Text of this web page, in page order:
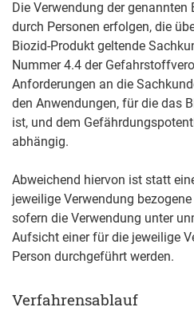
Die Verwendung der
durch Personen erfolgen, die
Biozid-Produkt geltende
Nummer 4.4 der
Anforderungen an die
den Anwendungen, für die das
ist, und dem
abhängig.
Abweichend hiervon ist statt
jeweilige Verwendung
sofern die Verwendung unter
Aufsicht einer für die jeweilige
Person durchgeführt werden.
Verfahrensablauf